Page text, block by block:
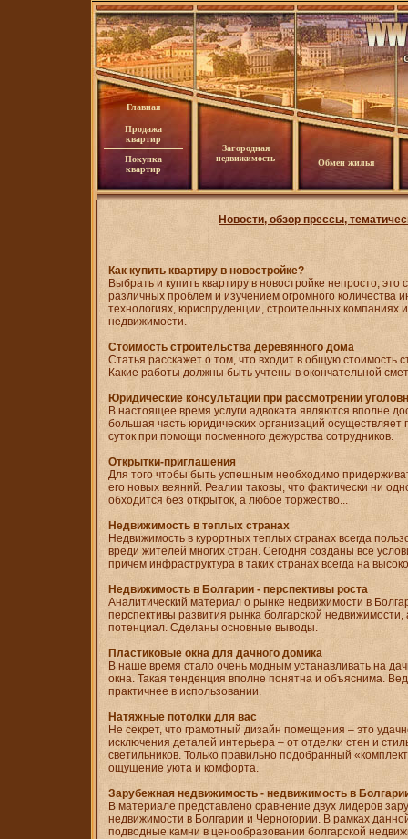
Главная
Продажа
квартир
Покупка
квартир
Загородная
недвижимость
Обмен жилья
Новости, обзор прессы,
Как купить квартиру в новостройке?
Выбрать и купить квартиру в новостройке непросто,
различных проблем и изучением огромного количества
технологиях, юриспруденции, строительных компаниях
недвижимости.
Стоимость строительства деревянного дома
Статья расскажет о том, что входит в общую стоимость
Какие работы должны быть учтены в окончательной
Юридические консультации при рассмотрении
В настоящее время услуги адвоката являются вполне
большая часть юридических организаций
суток при помощи посменного дежурства сотрудников.
Открытки-приглашения
Для того чтобы быть успешным необходимо
его новых веяний. Реалии таковы, что фактически ни
обходится без открыток, а любое торжество...
Недвижимость в теплых странах
Недвижимость в курортных теплых странах всегда
вреди жителей многих стран. Сегодня созданы все
причем инфраструктура в таких странах всегда на
Недвижимость в Болгарии - перспективы роста
Аналитический материал о рынке недвижимости в
перспективы развития рынка болгарской
потенциал. Сделаны основные выводы.
Пластиковые окна для дачного домика
В наше время стало очень модным устанавливать на
окна. Такая тенденция вполне понятна и объяснима.
практичнее в использовании.
Натяжные потолки для вас
Не секрет, что грамотный дизайн помещения – это
исключения деталей интерьера – от отделки стен и
светильников. Только правильно подобранный
ощущение уюта и комфорта.
Зарубежная недвижимость - недвижимость в
В материале представлено сравнение двух лидеров
недвижимости в Болгарии и Черногории. В рамках
подводные камни в ценообразовании болгарской